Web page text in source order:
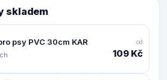
skladem
psy PVC 30cm KAR od
109 Kč